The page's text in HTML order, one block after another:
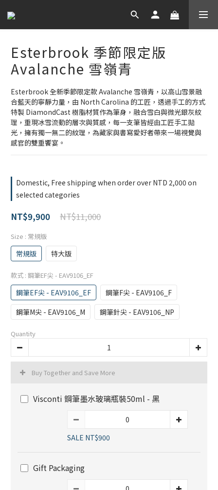
Esterbrook 季節限定版
Avalanche 雪嶺青
Esterbrook 全新季節限定款 Avalanche 雪嶺青，以高山雪景融
合藍天的寧靜力量，由 North Carolina 的工匠，透過手工的方式
特製 DiamondCast 樹脂材質作為筆身，融合雪白與微光銀灰紋
理，重現冰雪流動的層次與質感，每一支筆皆經由工匠手工拋
光，擁有獨一無二的紋理，為藏家與書寫愛好者帶來一場視覺與
感官的雙重饗宴。
Domestic, Free shipping when order over NTD 2,000 on
selected categories
NT$11,000
NT$9,900
Size : 常規版
常規版 特大版
款式 : 鋼筆EF尖 - EAV9106_EF
鋼筆EF尖 - EAV9106_EF
鋼筆F尖 - EAV9106_F
鋼筆M尖 - EAV9106_M
鋼筆針尖 - EAV9106_NP
Quantity
Buy Together and Save More
Visconti 鋼筆墨水玻璃瓶裝50ml - 黑
SALE NT$900
Gift Packaging